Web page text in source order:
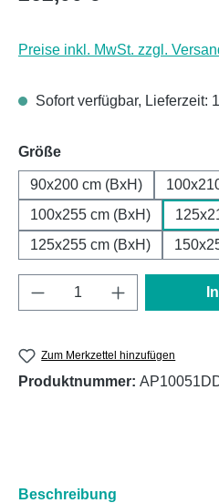
Preise inkl. MwSt. zzgl.
Sofort verfügbar, Lieferzeit:
Größeauswählen
90x200 cm (BxH)
100x255 cm (BxH)
125x255 cm (BxH)
Produkt Anzahl: Gib
Zum Merkzettel hinzufügen
Produktnummer:
Beschreibung